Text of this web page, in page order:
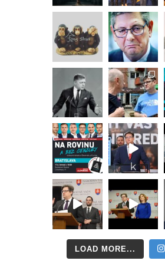
LOAD MORE...